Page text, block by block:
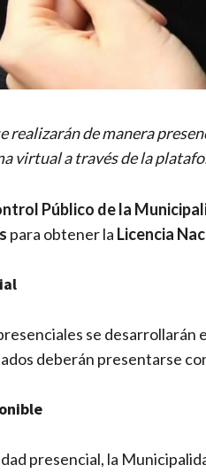
realizarán de manera
virtual a través de la
Público de la
para obtener la Licencia
se desarrollarán
deberán presentarse
presencial, la